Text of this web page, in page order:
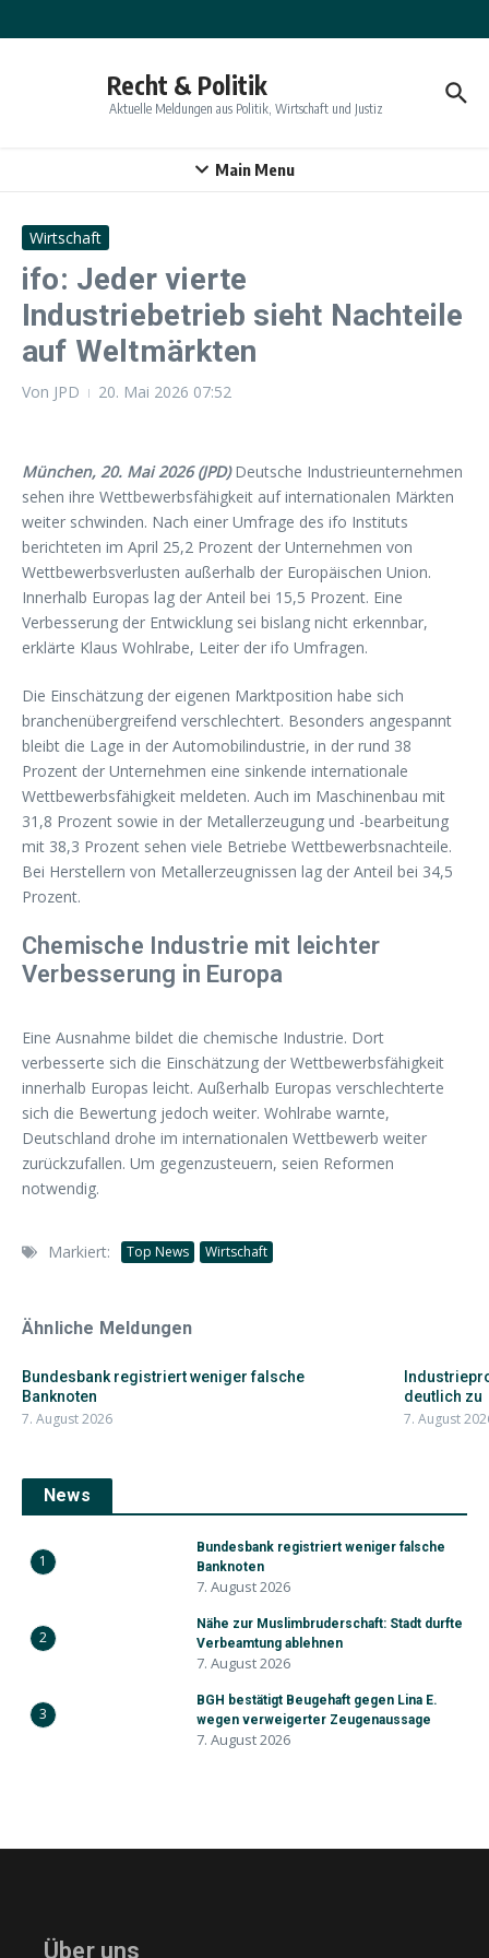
Recht & Politik
Aktuelle Meldungen aus Politik, Wirtschaft und Justiz
Main Menu
Wirtschaft
ifo: Jeder vierte
Industriebetrieb sieht Nachteile
auf Weltmärkten
Von JPD 20. Mai 2026 07:52
München, 20. Mai 2026 (JPD)Deutsche Industrieunternehmen
sehen ihre Wettbewerbsfähigkeit auf internationalen Märkten
weiter schwinden. Nach einer Umfrage des ifo Instituts
berichteten im April 25,2 Prozent der Unternehmen von
Wettbewerbsverlusten außerhalb der Europäischen Union.
Innerhalb Europas lag der Anteil bei 15,5 Prozent. Eine
Verbesserung der Entwicklung sei bislang nicht erkennbar,
erklärte Klaus Wohlrabe, Leiter der ifo Umfragen.
Die Einschätzung der eigenen Marktposition habe sich
branchenübergreifend verschlechtert. Besonders angespannt
bleibt die Lage in der Automobilindustrie, in der rund 38
Prozent der Unternehmen eine sinkende internationale
Wettbewerbsfähigkeit meldeten. Auch im Maschinenbau mit
31,8 Prozent sowie in der Metallerzeugung und -bearbeitung
mit 38,3 Prozent sehen viele Betriebe Wettbewerbsnachteile.
Bei Herstellern von Metallerzeugnissen lag der Anteil bei 34,5
Prozent.
Chemische Industrie mit leichter
Verbesserung in Europa
Eine Ausnahme bildet die chemische Industrie. Dort
verbesserte sich die Einschätzung der Wettbewerbsfähigkeit
innerhalb Europas leicht. Außerhalb Europas verschlechterte
sich die Bewertung jedoch weiter. Wohlrabe warnte,
Deutschland drohe im internationalen Wettbewerb weiter
zurückzufallen. Um gegenzusteuern, seien Reformen
notwendig.
Markiert: Top News Wirtschaft
Ähnliche Meldungen
Bundesbank registriert weniger falsche
Banknoten
7. August 2026
deutlich zu
7. August
News
1
Bundesbank registriert weniger falsche
Banknoten
7. August 2026
2
Nähe zur Muslimbruderschaft: Stadt durfte
Verbeamtung ablehnen
7. August 2026
3
BGH bestätigt Beugehaft gegen Lina E.
wegen verweigerter Zeugenaussage
7. August 2026
Über uns